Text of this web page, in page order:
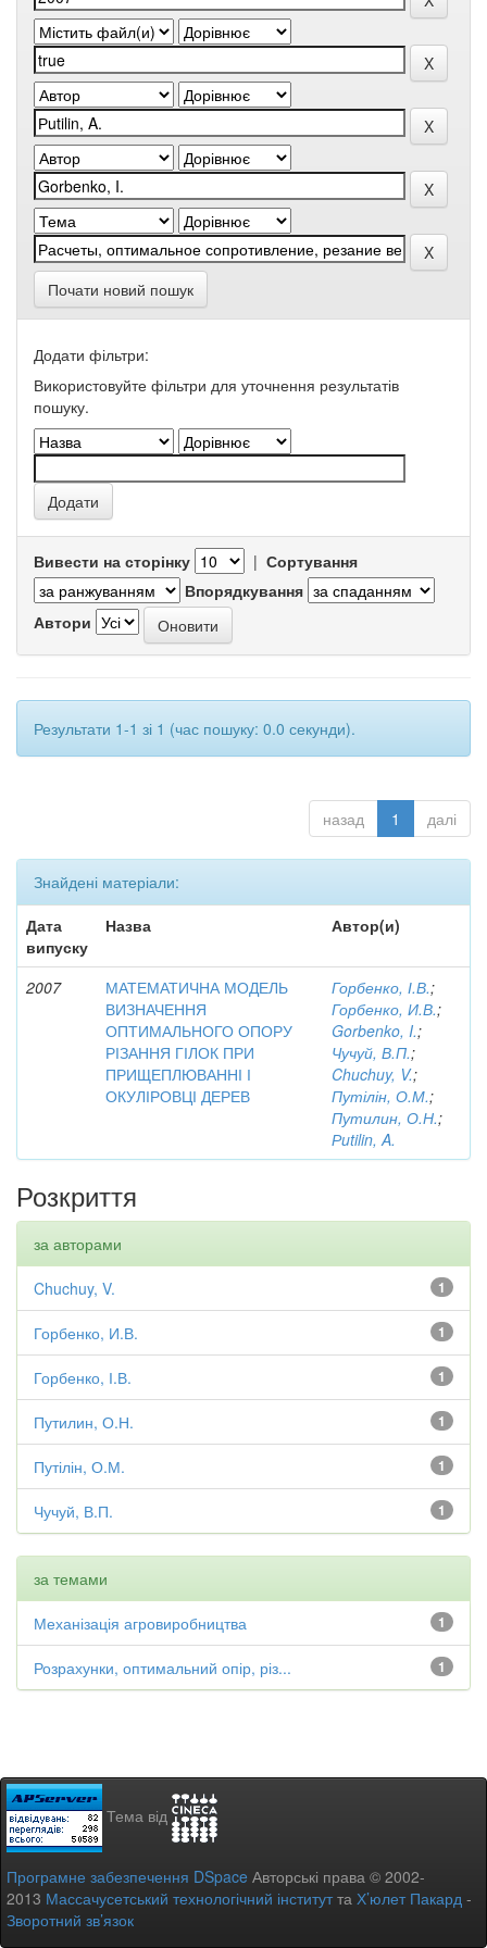
Почати новий пошук
Додати фільтри:
Використовуйте фільтри для уточнення результатів
пошуку.
Вивести на сторінку | Сортування
Впорядкування
Автори
Результати 1-1 зі 1 (час пошуку: 0.0 секунди).
назад 1 далі
Знайдені матеріали:
Дата
випуску
Назва Автор(и)
2007
МАТЕМАТИЧНА МОДЕЛЬ
ВИЗНАЧЕННЯ
ОПТИМАЛЬНОГО ОПОРУ
РІЗАННЯ ГІЛОК ПРИ
ПРИЩЕПЛЮВАННІ І
ОКУЛІРОВЦІ ДЕРЕВ
Горбенко, І.В.;
Горбенко, И.В.;
Gorbenko, I.;
Чучуй, В.П.;
Chuchuy, V.;
Путілін, О.М.;
Путилин, О.Н.;
Рutilin, A.
Розкриття
за авторами
1
Chuchuy, V.
1
Горбенко, И.В.
1
Горбенко, І.В.
1
Путилин, О.Н.
1
Путілін, О.М.
1
Чучуй, В.П.
за темами
1
Механізація агровиробництва
1
Розрахунки, оптимальний опір, різ...
Тема від
Програмне забезпечення DSpace Авторські права © 2002-
2013 Массачусетський технологічний інститутта Х’юлет Пакард -
Зворотний зв’язок